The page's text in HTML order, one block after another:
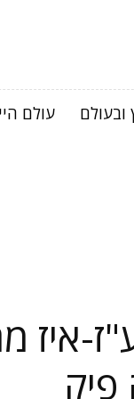
ובעולם עולם